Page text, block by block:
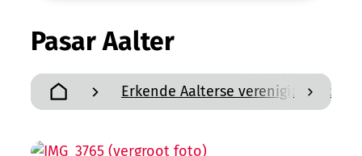
Pasar Aalter
scroll
Startpagina
Erkende Aalterse verenigingen en